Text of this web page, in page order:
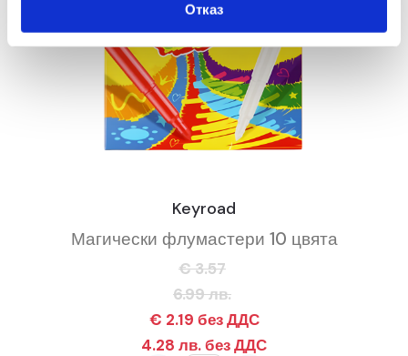
Отказ
Keyroad
Магически флумастери 10 цвята
€ 3.57
6.99 лв.
€ 2.19 без ДДС
4.28 лв. без ДДС